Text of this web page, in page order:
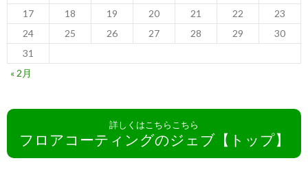
17
18 19 20 21 22
23
24
25 26 27 28 29
30
31
« 2月
詳しくはこちらこちら
フロアコーティングのジェブ【トップ】